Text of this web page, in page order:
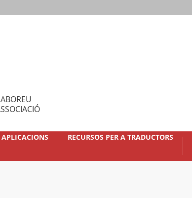
APLICACIONS RECURSOS PER A TRADUCTORS